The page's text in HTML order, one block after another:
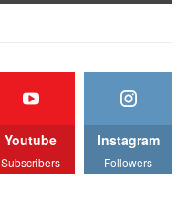
Youtube
Subscribers
Instagram
Followers